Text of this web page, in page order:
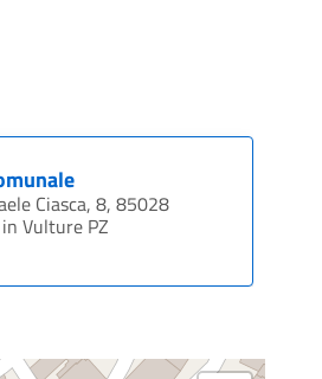
Ciasca, 8, 85028
Vulture PZ